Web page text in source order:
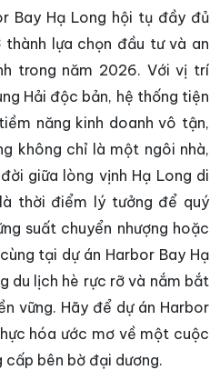
Bay Hạ Long hội tụ đầy đủ
lựa chọn đầu tư và an
trong năm 2026. Với vị trí
Hải độc bản, hệ thống tiện
năng kinh doanh vô tận,
không chỉ là một ngôi nhà,
giữa lòng vịnh Hạ Long di
thời điểm lý tưởng để quý
suất chuyển nhượng hoặc
tại dự án Harbor Bay Hạ
du lịch hè rực rỡ và nắm bắt
vững. Hãy để dự án Harbor
hóa ước mơ về một cuộc
cấp bên bờ đại dương.